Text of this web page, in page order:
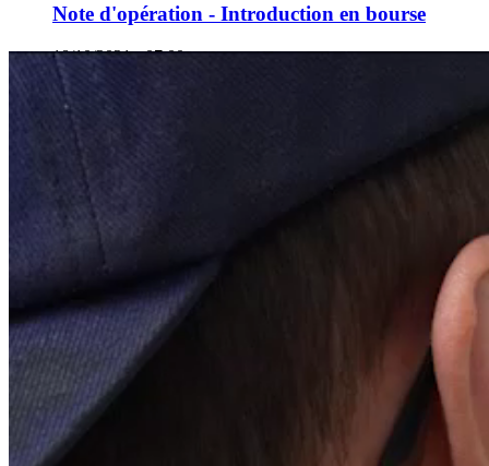
Note d'opération - Introduction en bourse
18/10/2021 - 07:00
Supplément au document d'enregistrement -
Introduction en bourse
04/10/2021 - 06:00
Document d’enregistrement - Introduction en
bourse
© Groupe Forsee Power 2026 - Tous droits reservés
Mentions légales
Posez-nous vos questions